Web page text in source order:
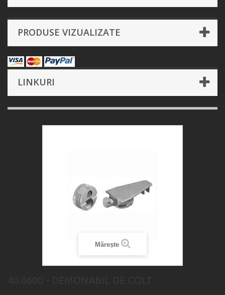
PRODUSE VIZUALIZATE
LINKURI
Mărește